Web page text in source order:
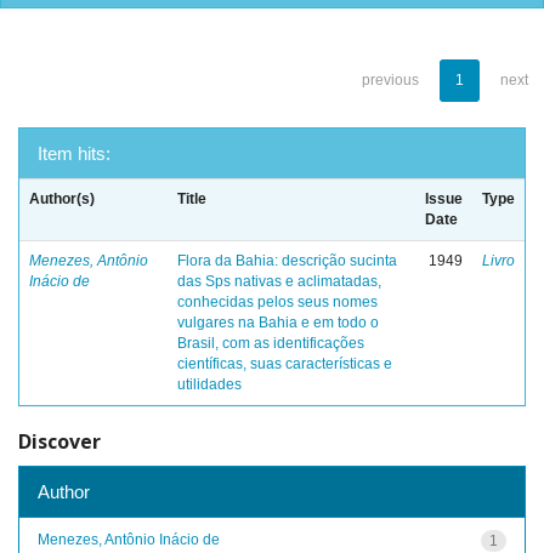
previous 1 next
Item hits:
Author(s) Title
Issue
Date
Type
Menezes, Antônio
Inácio de
Flora da Bahia: descrição sucinta
das Sps nativas e aclimatadas,
conhecidas pelos seus nomes
vulgares na Bahia e em todo o
Brasil, com as identificações
científicas, suas características e
utilidades
1949 Livro
Discover
Author
1
Menezes, Antônio Inácio de